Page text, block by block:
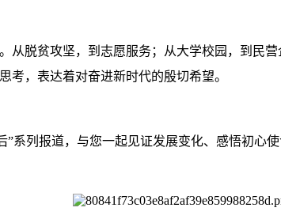
脱贫攻坚，到志愿服务；从大学校园，到民
考，表达着对奋进新时代的殷切希望。
报道，与您一起见证发展变化、感悟初心使